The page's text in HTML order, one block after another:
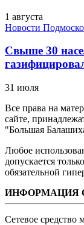
1 августа
Новости
Свыше 30
31 июля
Все права на
сайте,
"Большая
Любое
допускается
обязательной
ИНФОРМАЦИЯ
Сетевое